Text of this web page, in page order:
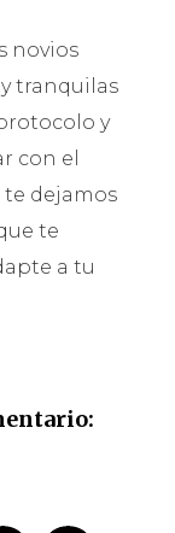
novios
tranquilas
y
con el
te dejamos
te
a tu